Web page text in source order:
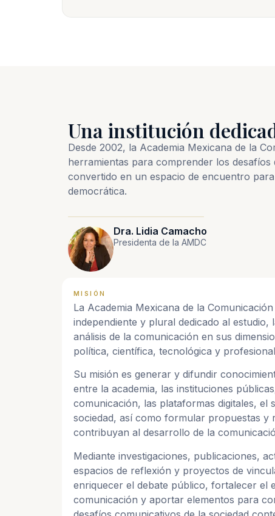
Una institución
Desde 2002, la Academia Mexicana de la
herramientas para comprender los
convertido en un espacio de encuentro
democrática.
Dra. Lidia Camacho
Presidenta de la AMDC
MISIÓN
La Academia Mexicana de la
independiente y plural dedicado al estudio,
análisis de la comunicación en sus
política, científica, tecnológica y
Su misión es generar y difundir
entre la academia, las instituciones
comunicación, las plataformas digitales, el
sociedad, así como formular propuestas y
contribuyan al desarrollo de la
Mediante investigaciones, publicaciones,
espacios de reflexión y proyectos de
enriquecer el debate público, fortalecer el
comunicación y aportar elementos para